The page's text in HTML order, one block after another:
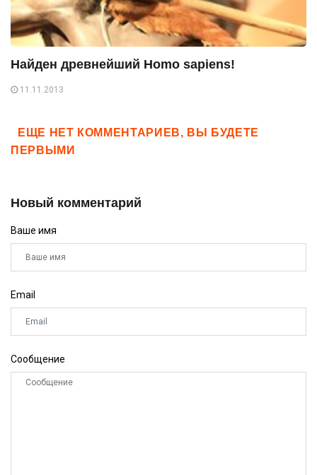
Найден древнейший Homo sapiens!
11.11.2013
ЕЩЕ НЕТ КОММЕНТАРИЕВ, ВЫ БУДЕТЕ
ПЕРВЫМИ
Новый комментарий
Ваше имя
Email
Сообщение